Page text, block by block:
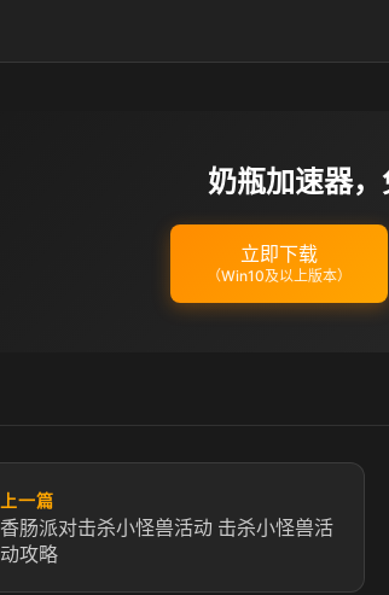
奶瓶加速器
立即下载
（Win10及以上版本）
上一篇
香肠派对击杀小怪兽活动 击杀小怪兽活
动攻略